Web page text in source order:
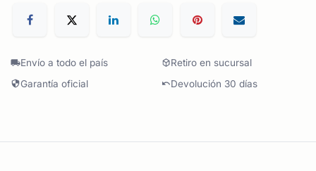
Envío a todo el país
Retiro en sucursal
Garantía oficial
Devolución 30 días